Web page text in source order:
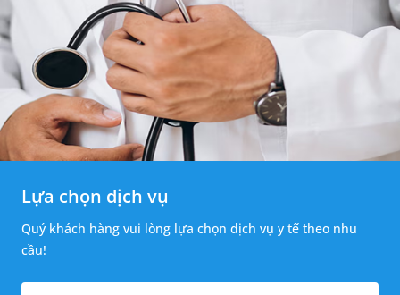
Lựa chọn dịch vụ
Quý khách hàng vui lòng lựa chọn dịch vụ y tế theo nhu
cầu!